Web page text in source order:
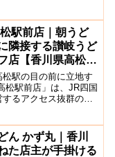
店のうどんメニュー
...
駅前店｜朝うど
隣接する讃岐うど
店【香川県高松
駅の目の前に立地す
松駅前店」は、JR四国
るアクセス抜群の人
から営業しており、朝
を...
ん かず丸｜香川
た店主が手掛ける